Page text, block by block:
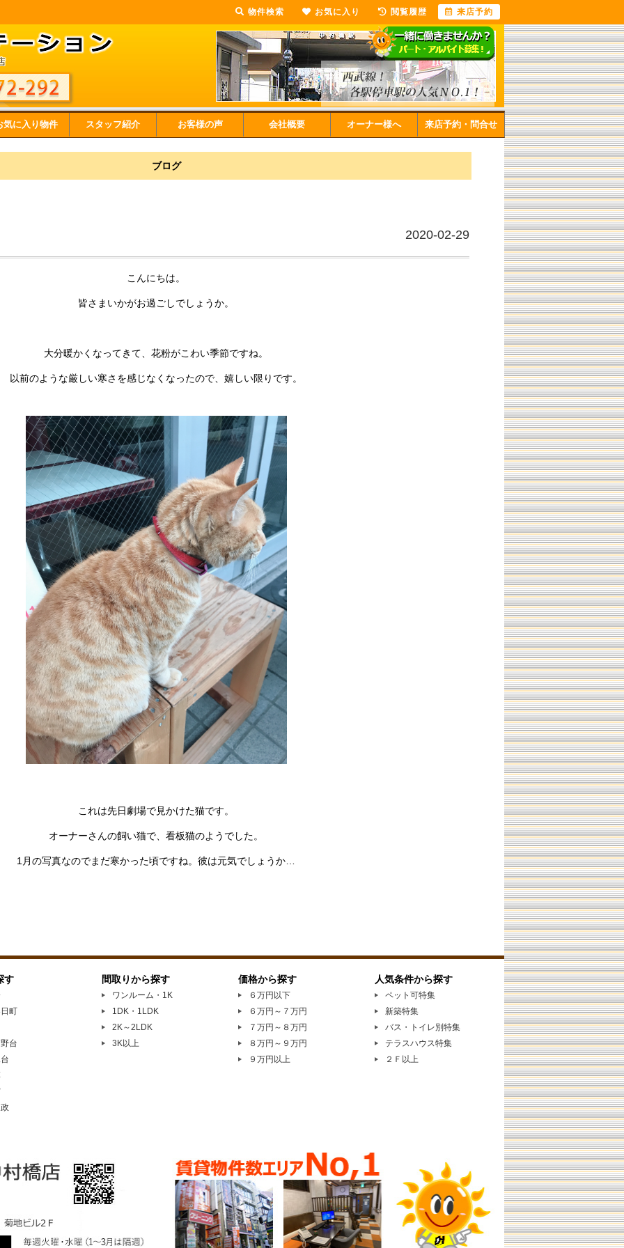
気に入り物件 スタッフ紹介 お客様の声 会社概要 オーナー様へ 来店予約・問合せ
ブログ
2020-02-29
こんにちは。
皆さまいかがお過ごしでしょうか。
大分暖かくなってきて、花粉がこわい季節ですね。
以前のような厳しい寒さを感じなくなったので、嬉しい限りです。
これは先日劇場で見かけた猫です。
オーナーさんの飼い猫で、看板猫のようでした。
1月の写真なのでまだ寒かった頃ですね。彼は元気でしょうか…
す
町
台
間取りから探す
ワンルーム・1K
1DK・1LDK
2K～2LDK
3K以上
価格から探す
６万円以下
６万円～７万円
７万円～８万円
８万円～９万円
９万円以上
人気条件から探す
ペット可特集
新築特集
バス・トイレ別特集
テラスハウス特集
２Ｆ以上
物件検索 お気に入り 閲覧履歴 来店予約